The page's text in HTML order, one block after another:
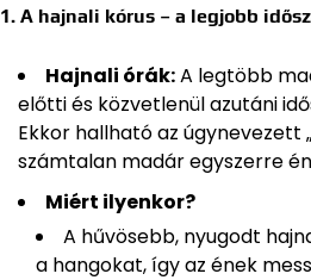
1. A hajnali kórus – a legjobb
Hajnali órák:A legtöbb
előtti és közvetlenül azutáni
Ekkor hallható az úgynevezett
számtalan madár egyszerre
Miért ilyenkor?
A hűvösebb, nyugodt
a hangokat, így az ének